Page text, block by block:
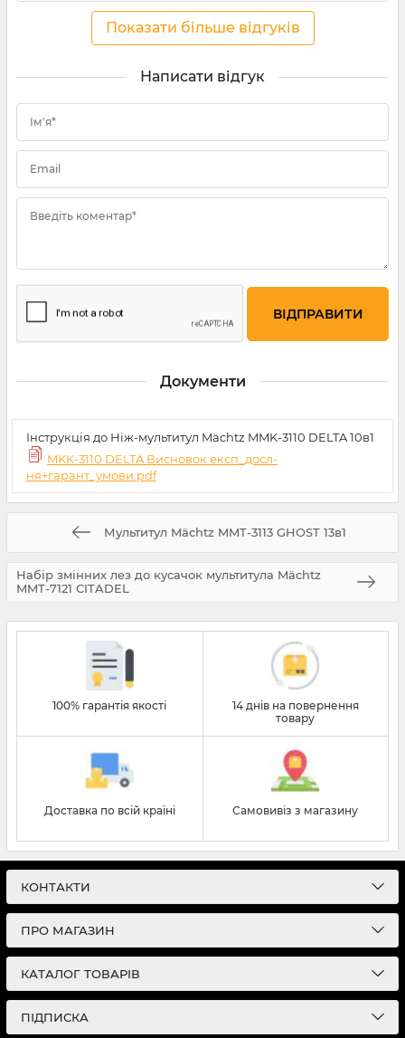
Показати більше відгуків
Написати відгук
Ім'я*
Email
Введіть коментар*
Документи
Інструкція до Ніж-мультитул Mächtz MMK-3110 DELTA 10в1
MKK-3110 DELTA Висновок експ_досл-
ня+гарант_умови.pdf
Мультитул Mächtz MMT-3113 GHOST 13в1
Набір змінних лез до кусачок мультитула Mächtz
MMT-7121 CITADEL
100% гарантія якості
14 днів на повернення
товару
Доставка по всій країні Самовивіз з магазину
КОНТАКТИ
ПРО МАГАЗИН
КАТАЛОГ ТОВАРІВ
ПІДПИСКА